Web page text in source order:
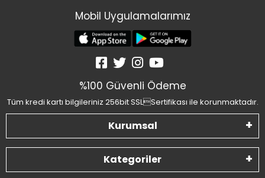
Mobil Uygulamalarımız
%100 Güvenli Ödeme
Tüm kredi kartı bilgileriniz 256bit SSLSertifikası ile korunmaktadır.
Kurumsal
Kategoriler